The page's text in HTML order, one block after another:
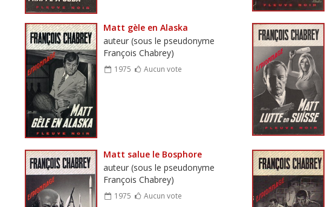
Matt gèle en Alaska
auteur (sous le pseudonyme
François Chabrey)
1975 Aucun vote
Matt salue le Bosphore
auteur (sous le pseudonyme
François Chabrey)
1975 Aucun vote